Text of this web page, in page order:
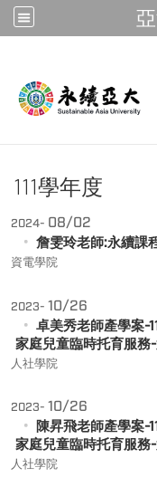
111學年度
2024- 08/02
詹雯玲老師:永續課
資電學院
2023- 10/26
卓美秀老師產學案-
家庭兒童臨時托育服務
人社學院
2023- 10/26
陳昇飛老師產學案-
家庭兒童臨時托育服務
人社學院